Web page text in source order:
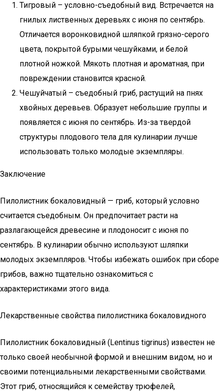
Тигровый – условно-съедобный вид. Встречается на
гнилых лиственных деревьях с июня по сентябрь.
Отличается воронковидной шляпкой грязно-серого
цвета, покрытой бурыми чешуйками, и белой
плотной ножкой. Мякоть плотная и ароматная, при
повреждении становится красной.
Чешуйчатый – съедобный гриб, растущий на пнях
хвойных деревьев. Образует небольшие группы и
появляется с июня по сентябрь. Из-за твердой
структуры плодового тела для кулинарии лучше
использовать только молодые экземпляры.
Заключение
Пилолистник бокаловидный — гриб, который условно
считается съедобным. Он предпочитает расти на
разлагающейся древесине и плодоносит с июня по
сентябрь. В кулинарии обычно используют шляпки
молодых экземпляров. Чтобы избежать ошибок при сборе
грибов, важно тщательно ознакомиться с
характеристиками этого вида.
Лекарственные свойства пилолистника бокаловидного
Пилолистник бокаловидный (Lentinus tigrinus) известен не
только своей необычной формой и внешним видом, но и
своими потенциальными лекарственными свойствами.
Этот гриб, относящийся к семейству трюфелей,